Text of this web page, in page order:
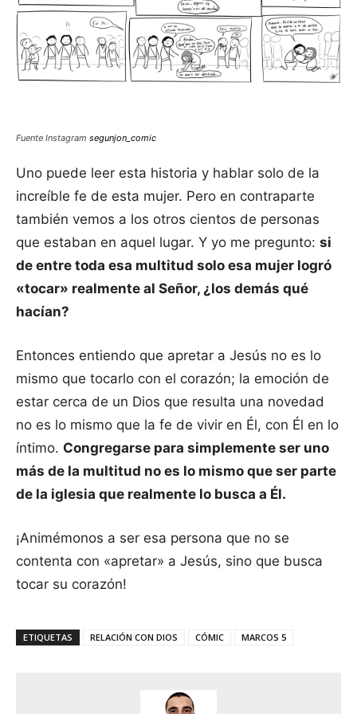
Fuente Instagram segunjon_comic
Uno puede leer esta historia y hablar solo de la
increíble fe de esta mujer. Pero en contraparte
también vemos a los otros cientos de personas
que estaban en aquel lugar. Y yo me pregunto: si
de entre toda esa multitud solo esa mujer logró
«tocar» realmente al Señor, ¿los demás qué
hacían?
Entonces entiendo que apretar a Jesús no es lo
mismo que tocarlo con el corazón; la emoción de
estar cerca de un Dios que resulta una novedad
no es lo mismo que la fe de vivir en Él, con Él en lo
íntimo. Congregarse para simplemente ser uno
más de la multitud no es lo mismo que ser parte
de la iglesia que realmente lo busca a Él.
¡Animémonos a ser esa persona que no se
contenta con «apretar» a Jesús, sino que busca
tocar su corazón!
ETIQUETAS RELACIÓN CON DIOS CÓMIC MARCOS 5